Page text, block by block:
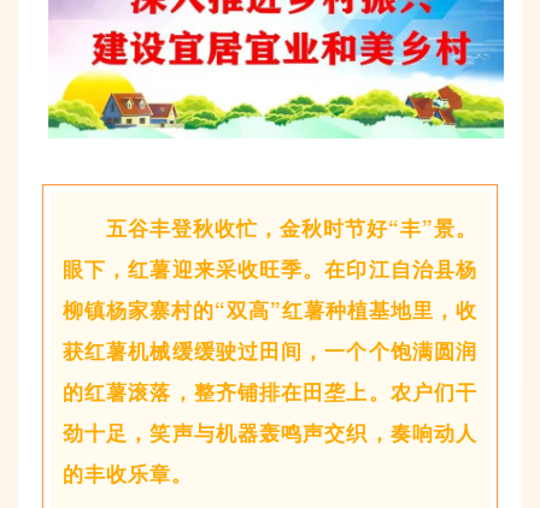
五谷丰登秋收忙，金秋时节好“丰”景。
眼下，红薯迎来采收旺季。在印江自治县杨
柳镇杨家寨村的“双高”红薯种植基地里， 收
获红薯机械缓缓驶过田间，一个个饱满圆润
的红薯滚落，整齐铺排在田垄上。农户们干
劲十足，笑声与机器轰鸣声交织，奏响动人
的丰收乐章。